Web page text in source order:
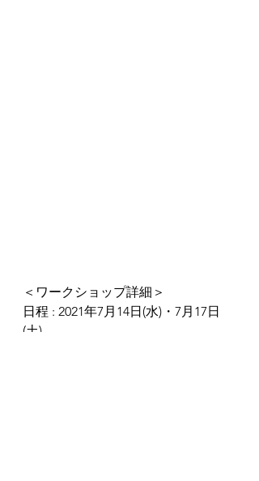
＜ワークショップ詳細＞
日程 : 2021年7月14日(水)・7月17日
(土)